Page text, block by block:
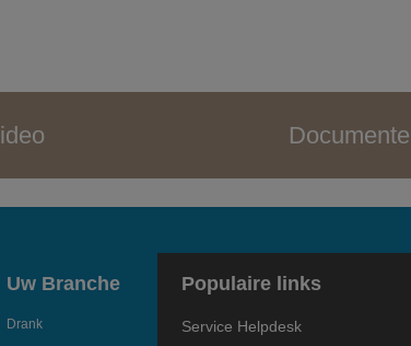
Uw Branche
Drank
Populaire links
Service Helpdesk